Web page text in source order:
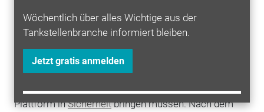
Wöchentlich über alles Wichtige aus der
Tankstellenbranche informiert bleiben.
Jetzt gratis anmelden
frühestens 2015 wieder erreicht werden. Dazu
müssten neue Bohrungen durchgeführt werden, hieß
Wegen eines Gaslecks hatte Total am 25. März des
vergangenen Jahres 238 Arbeiter von der Elgin-
Plattform inSicherheitbringen müssen. Nach dem